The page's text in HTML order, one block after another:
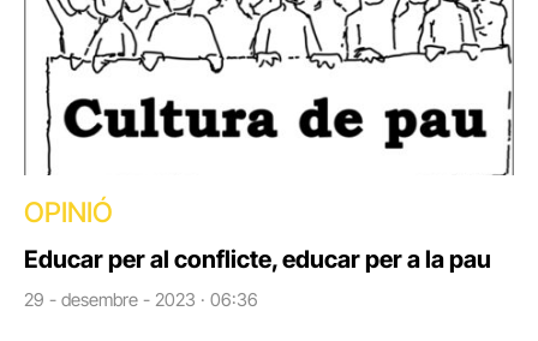
OPINIÓ
Educar per al conflicte, educar per a la pau
29 - desembre - 2023 · 06:36